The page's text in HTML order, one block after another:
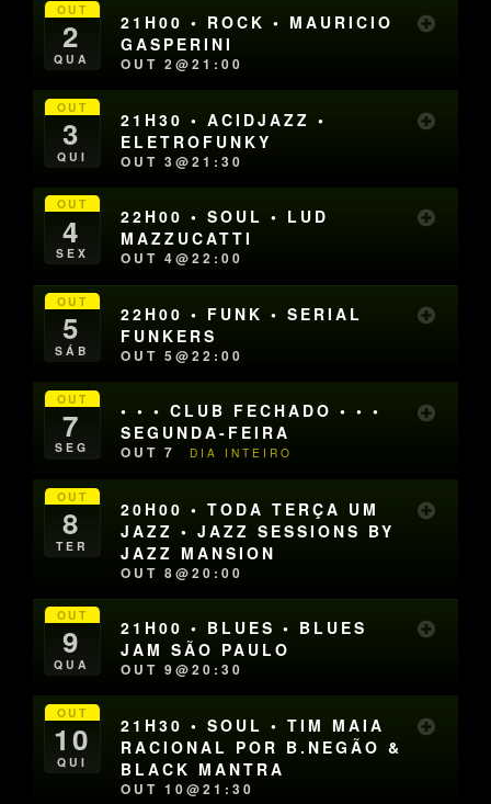
OUT
2
QUA
21H00 • ROCK • MAURICIO
GASPERINI
OUT 2@21:00
OUT
3
QUI
21H30 • ACIDJAZZ •
ELETROFUNKY
OUT 3@21:30
OUT
4
SEX
22H00 • SOUL • LUD
MAZZUCATTI
OUT 4@22:00
OUT
5
SÁB
22H00 • FUNK • SERIAL
FUNKERS
OUT 5@22:00
OUT
7
SEG
• • • CLUB FECHADO • • •
SEGUNDA-FEIRA
OUT 7 DIA INTEIRO
OUT
8
TER
20H00 • TODA TERÇA UM
JAZZ • JAZZ SESSIONS BY
JAZZ MANSION
OUT 8@20:00
OUT
9
QUA
21H00 • BLUES • BLUES
JAM SÃO PAULO
OUT 9@20:30
OUT
10
QUI
21H30 • SOUL • TIM MAIA
RACIONAL POR B.NEGÃO &
BLACK MANTRA
OUT 10@21:30